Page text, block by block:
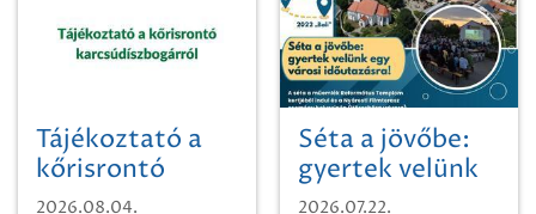
Tájékoztató a
kőrisrontó
karcsúdíszbogárról
2026.08.04.
Séta a jövőbe:
gyertek velünk
egy városi
2026.07.22.